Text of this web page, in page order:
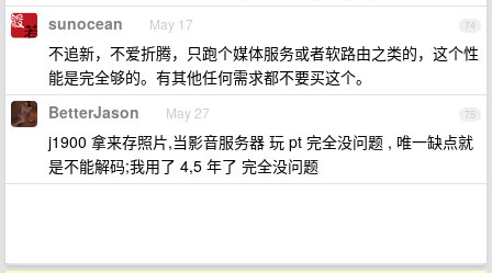
74
sunocean May 17
不追新，不爱折腾，只跑个媒体服务或者软路由之类的，这个性
能是完全够的。有其他任何需求都不要买这个。
75
BetterJason May 27
j1900 拿来存照片,当影音服务器 玩 pt 完全没问题 , 唯一缺点就
是不能解码;我用了 4,5 年了 完全没问题